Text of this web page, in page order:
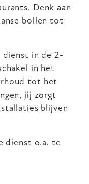
Denk aan
bollen tot
dienst in de 2-
in het
tot het
jij zorgt
blijven
dienst o.a. te